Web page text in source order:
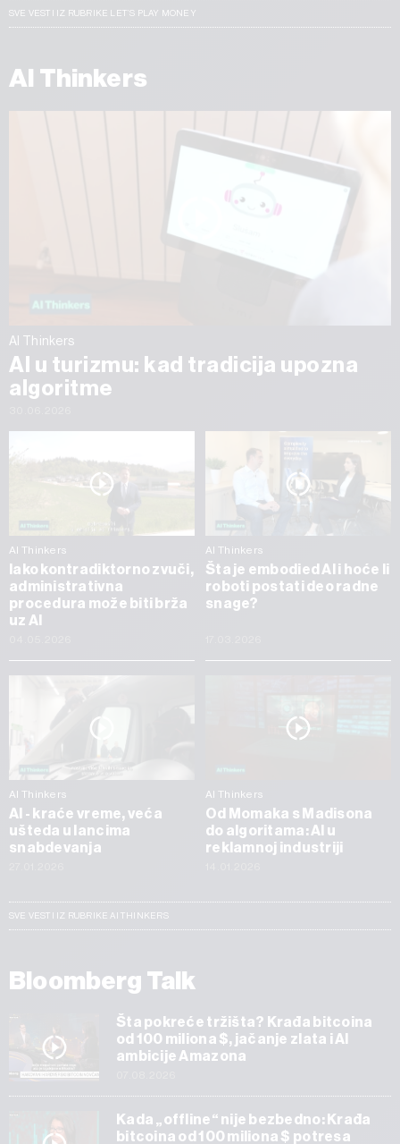
SVE VESTI IZ RUBRIKE LET’S PLAY MONEY
AI Thinkers
AI Thinkers
AI u turizmu: kad tradicija upozna
algoritme
AI Thinkers
Iako kontradiktorno zvuči,
administrativna
procedura može biti brža
uz AI
AI Thinkers
Šta je embodied AI i hoće li
roboti postati deo radne
snage?
AI Thinkers
AI - kraće vreme, veća
ušteda u lancima
snabdevanja
AI Thinkers
Od Momaka s Madisona
do algoritama: AI u
reklamnoj industriji
SVE VESTI IZ RUBRIKE AI THINKERS
Bloomberg Talk
Šta pokreće tržišta? Krađa bitcoina
od 100 miliona $, jačanje zlata i AI
ambicije Amazona
Kada „offline“ nije bezbedno: Krađa
bitcoina od 100 miliona $ potresa